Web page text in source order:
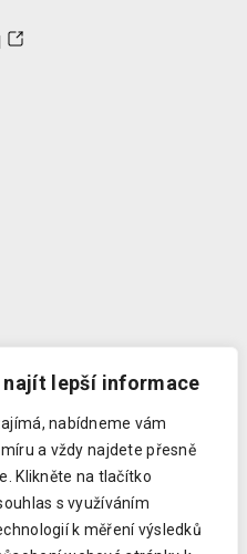
najít lepší informace
nabídneme vám
a vždy najdete přesně
Klikněte na tlačítko
s využíváním
k měření výsledků